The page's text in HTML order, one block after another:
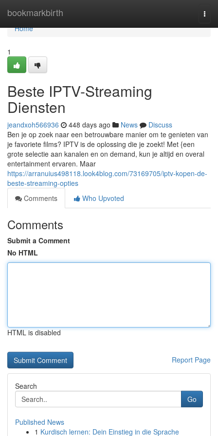
bookmarkbirth
Home
Home
1
Beste IPTV-Streaming
Diensten
jeandxoh566936 448 days ago News
Discuss
Ben je op zoek naar een betrouwbare manier om te genieten van
je favoriete films? IPTV is de oplossing die je zoekt! Met {een
grote selectie aan kanalen en on demand, kun je altijd en overal
entertainment ervaren. Maar
https://arranuius498118.look4blog.com/73169705/iptv-kopen-de-
beste-streaming-opties
Comments
Who Upvoted
Comments
Submit a Comment
No HTML
HTML is disabled
Report Page
Search
Go
Published News
1 Kurdisch lernen: Dein Einstieg in die Sprache